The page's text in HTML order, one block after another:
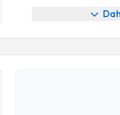
Randevu Takvimi Talebi
Uzm. Dr. Sinem Karaca